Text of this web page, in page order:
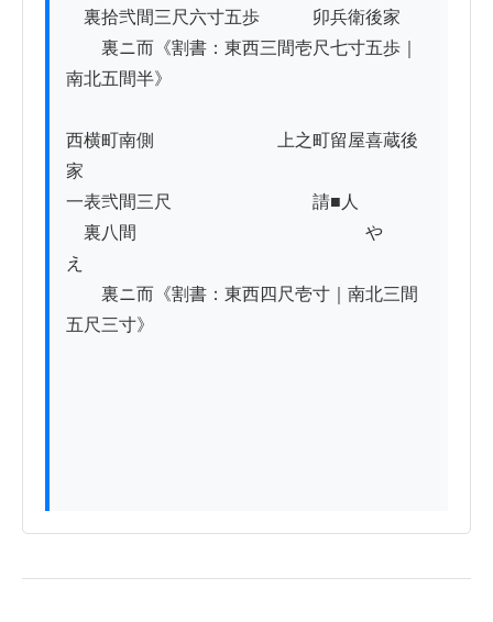
裏拾弐間三尺六寸五歩　　　卯兵衛後家
裏ニ而《割書：東西三間壱尺七寸五歩｜
南北五間半》
西横町南側　　　　　　　上之町留屋喜蔵後
家
一表弐間三尺　　　　　　　　請■人
裏八間　　　　　　　　　　　　　や
え
裏ニ而《割書：東西四尺壱寸｜南北三間
五尺三寸》